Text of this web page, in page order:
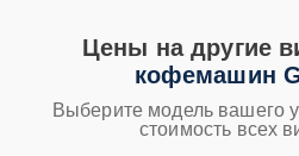
Цены на другие
кофемашин
Выберите модель вашего
стоимость всех